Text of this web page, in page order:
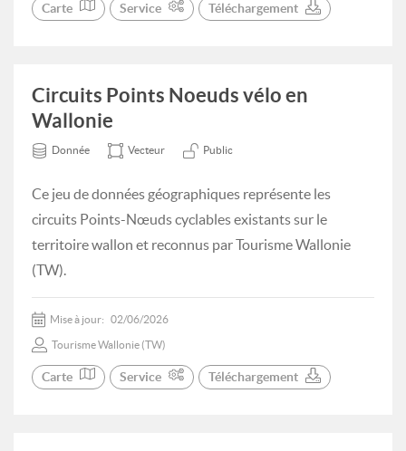
Carte Service Téléchargement
Circuits Points Noeuds vélo en
Wallonie
Donnée Vecteur Public
Ce jeu de données géographiques représente les
circuits Points-Nœuds cyclables existants sur le
territoire wallon et reconnus par Tourisme Wallonie
(TW).
Mise à jour: 02/06/2026
Tourisme Wallonie (TW)
Carte Service Téléchargement